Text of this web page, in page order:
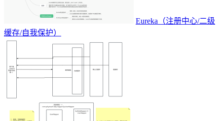
Eureka（注册中心/二级
缓存/自我保护）